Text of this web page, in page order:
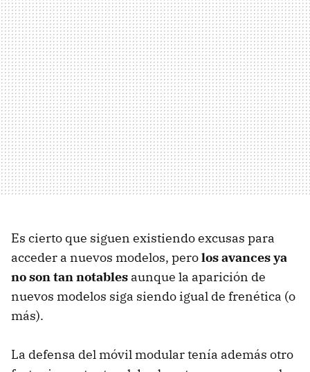
Es cierto que siguen existiendo excusas para
acceder a nuevos modelos, perolos avances ya
no son tan notables aunque la aparición de
nuevos modelos siga siendo igual de frenética (o
más).
La defensa del móvil modular tenía además otro